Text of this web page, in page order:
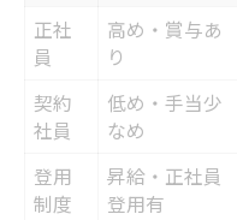
正社
員
高め・賞与あ
り
契約
社員
低め・手当少
なめ
登用
制度
昇給・正社員
登用有